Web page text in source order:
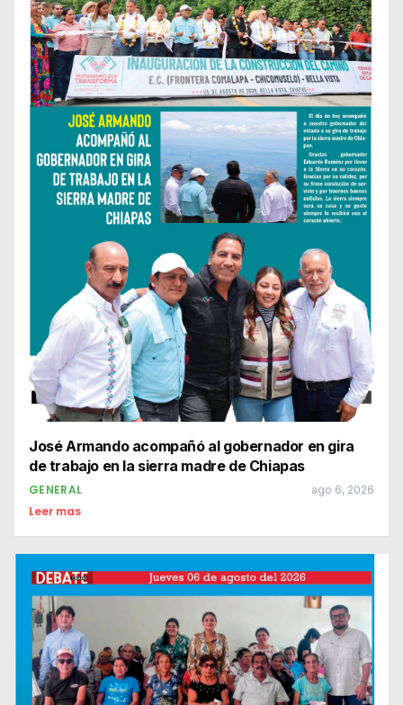
José Armando acompañó al gobernador en gira
de trabajo en la sierra madre de Chiapas
GENERAL ago 6, 2026
Leer mas